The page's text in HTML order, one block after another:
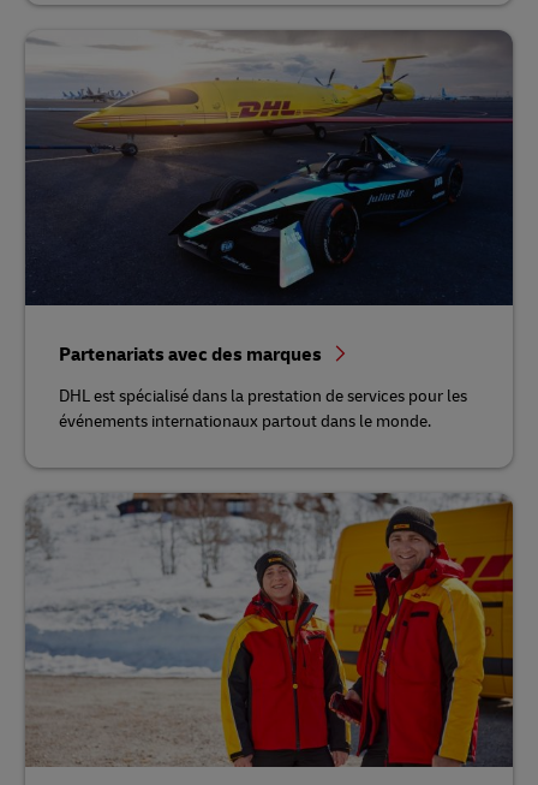
Partenariats avec des marques
DHL est spécialisé dans la prestation de services pour les
événements internationaux partout dans le monde.